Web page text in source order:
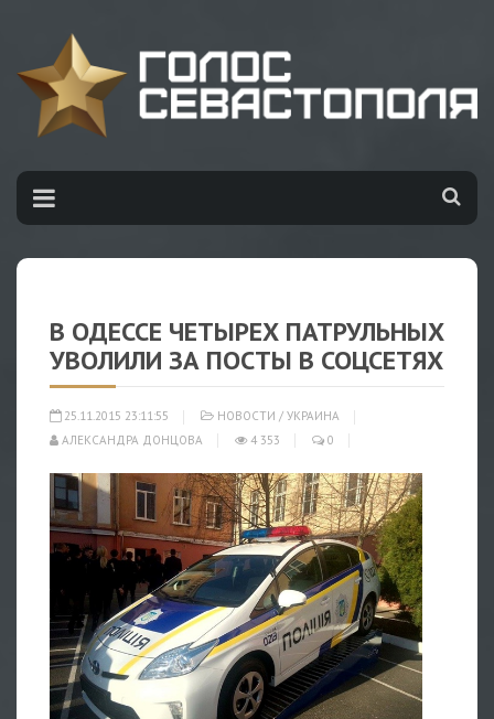
В ОДЕССЕ ЧЕТЫРЕХ ПАТРУЛЬНЫХ
УВОЛИЛИ ЗА ПОСТЫ В СОЦСЕТЯХ
25.11.2015 23:11:55 НОВОСТИ / УКРАИНА
АЛЕКСАНДРА ДОНЦОВА
4 353 0